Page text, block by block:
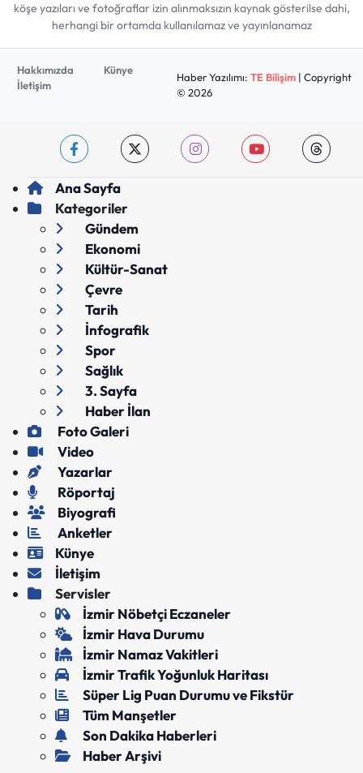
köşe yazıları ve fotoğraflar izin alınmaksızın kaynak gösterilse dahi,
herhangi bir ortamda kullanılamaz ve yayınlanamaz
Hakkımızda
Künye
İletişim
Haber Yazılımı: TE Bilişim| Copyright
© 2026
Ana Sayfa
Kategoriler
Gündem
Ekonomi
Kültür-Sanat
Çevre
Tarih
İnfografik
Spor
Sağlık
3. Sayfa
Haber İlan
Foto Galeri
Video
Yazarlar
Röportaj
Biyografi
Anketler
Künye
İletişim
Servisler
İzmir Nöbetçi Eczaneler
İzmir Hava Durumu
İzmir Namaz Vakitleri
İzmir Trafik Yoğunluk Haritası
Süper Lig Puan Durumu ve Fikstür
Tüm Manşetler
Son Dakika Haberleri
Haber Arşivi